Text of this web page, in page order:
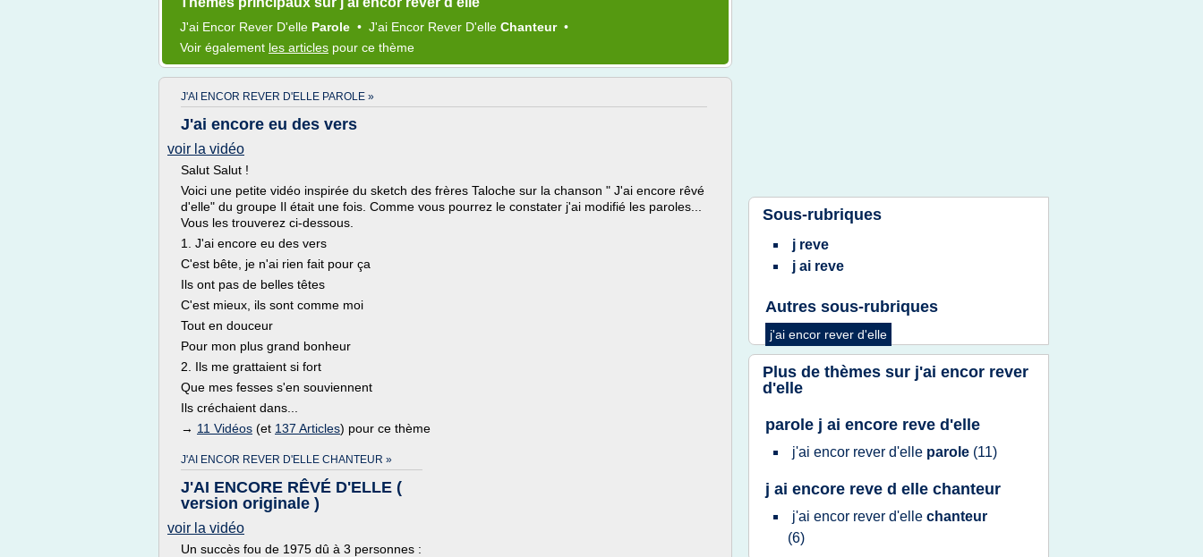
J'ai Encor Rever D'elle Parole • J'ai Encor Rever D'elle Chanteur •
Voir également les articles pour ce thème
J'AI ENCOR REVER D'ELLE PAROLE »
J'ai encore eu des vers
voir la vidéo
Salut Salut !
Voici une petite vidéo inspirée du sketch des frères Taloche sur la chanson " J'ai encore rêvé
d'elle" du groupe Il était une fois. Comme vous pourrez le constater j'ai modifié les paroles...
Vous les trouverez ci-dessous.
1. J'ai encore eu des vers
C'est bête, je n'ai rien fait pour ça
Ils ont pas de belles têtes
C'est mieux, ils sont comme moi
Tout en douceur
Pour mon plus grand bonheur
2. Ils me grattaient si fort
Que mes fesses s'en souviennent
Ils créchaient dans...
→ 11 Vidéos (et 137 Articles) pour ce thème
J'AI ENCOR REVER D'ELLE CHANTEUR »
J'AI ENCORE RÊVÉ D'ELLE (
version originale )
voir la vidéo
Un succès fou de 1975 dû à 3 personnes :
Sous-rubriques
j reve
j ai reve
Autres sous-rubriques
j'ai encor rever d'elle
Plus de thèmes sur j'ai encor rever
d'elle
parole j ai encore reve d'elle
j'ai encor rever d'elle parole (11)
j ai encore reve d elle chanteur
j'ai encor rever d'elle chanteur
(6)